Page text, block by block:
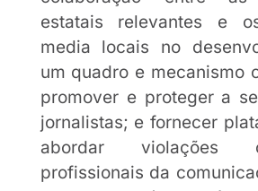
estatais relevantes e
media locais no
um quadro e mecanismo
promover e proteger a
jornalistas; e fornecer
abordar violações
profissionais da